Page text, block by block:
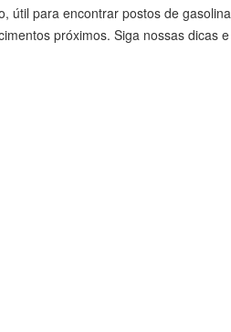
útil para encontrar postos de gasolina
próximos. Siga nossas dicas e